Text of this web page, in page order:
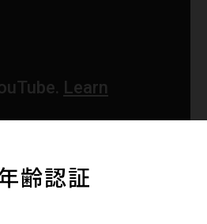
齢認証